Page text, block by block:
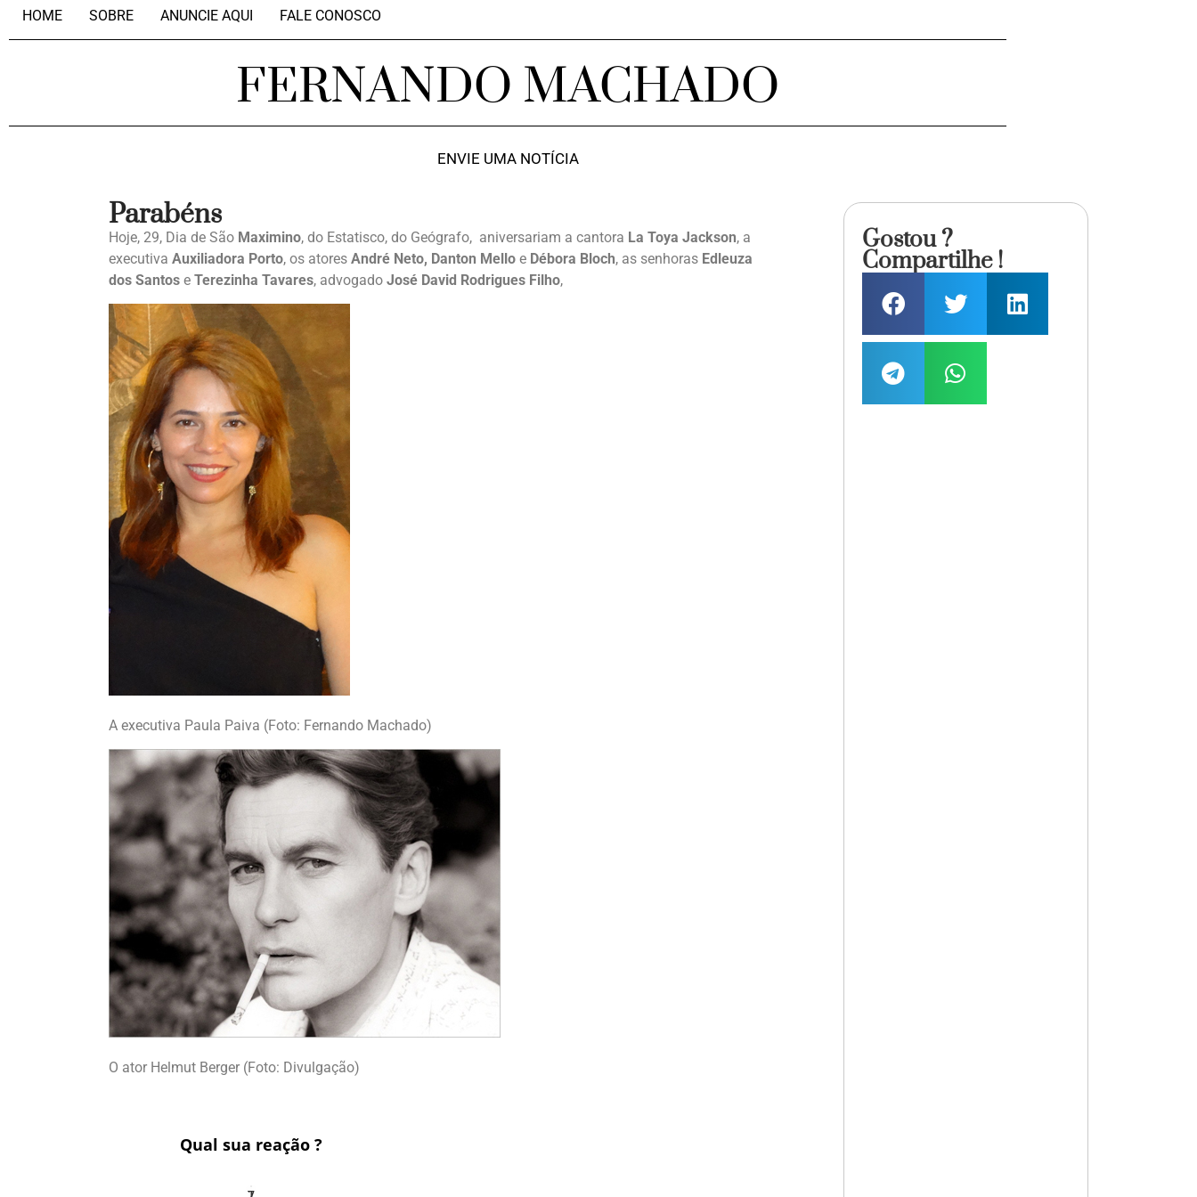
HOME SOBRE ANUNCIE AQUI FALE CONOSCO
FERNANDO MACHADO
ENVIE UMA NOTÍCIA
Parabéns
Hoje, 29, Dia de São Maximino, do Estatisco, do Geógrafo, aniversariam a cantora La Toya Jackson, a
executiva Auxiliadora Porto, os atores André Neto, Danton Mello e Débora Bloch, as senhoras Edleuza
dos Santos e Terezinha Tavares, advogado José David Rodrigues Filho,
A executiva Paula Paiva (Foto: Fernando Machado)
O ator Helmut Berger (Foto: Divulgação)
Qual sua reação ?
Gostou ?
Compartilhe !